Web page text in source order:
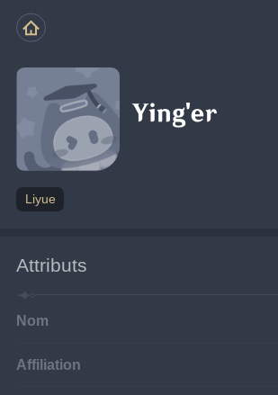
Ying'er
Liyue
Attributs
Nom
Affiliation